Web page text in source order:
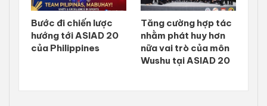
Bước đi chiến lược
hướng tới ASIAD 20
của Philippines
Tăng cường hợp tác
nhằm phát huy hơn
nữa vai trò của môn
Wushu tại ASIAD 20